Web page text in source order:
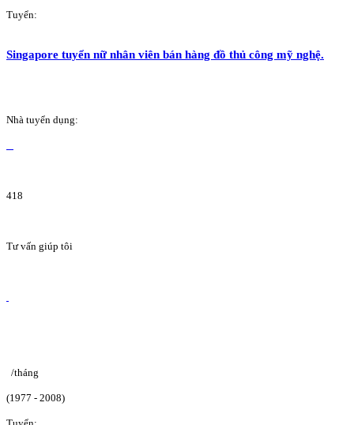
Tuyển:
Singapore tuyển nữ nhân viên bán hàng đồ thủ công mỹ nghệ.
Nhà tuyển dụng:
418
Tư vấn giúp tôi
/tháng
(1977 - 2008)